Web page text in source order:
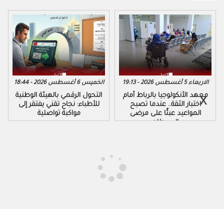
الخميس 6 أغسطس 2026 - 18:44
التحول الرقمي بالهيئة الوطنية
للأطباء: نجاح تقني يفتقر إلى
مواكبة تواصلية
الاربعاء 5 أغسطس 2026 - 19:13
معهد الأنكولوجيا بالرباط أمام
اختبار الثقة.. عندما تصبح
المواعيد عبئًا على مرضى
السرطان